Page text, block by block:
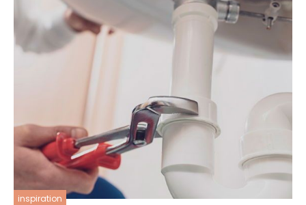
inspiration